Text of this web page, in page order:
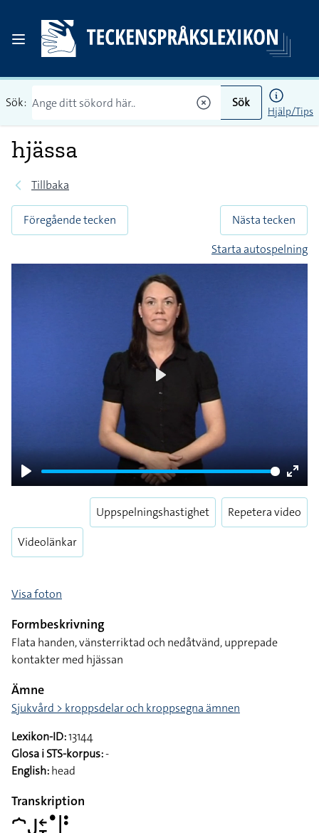
Sök: Sök
Hjälp/Tips
hjässa
Tillbaka
Föregående tecken
Nästa tecken
Starta autospelning
Play
Enter
Play
Videolänkar
Uppspelningshastighet Repetera video
Visa foton
Formbeskrivning
Flata handen, vänsterriktad och nedåtvänd, upprepade
kontakter med hjässan
Ämne
Sjukvård > kroppsdelar och kroppsegna ämnen
Lexikon-ID:13144
Glosa i STS-korpus:-
English:head
Transkription
􌤀􌤢􌥓􌥙􌤟􌥼􌥻